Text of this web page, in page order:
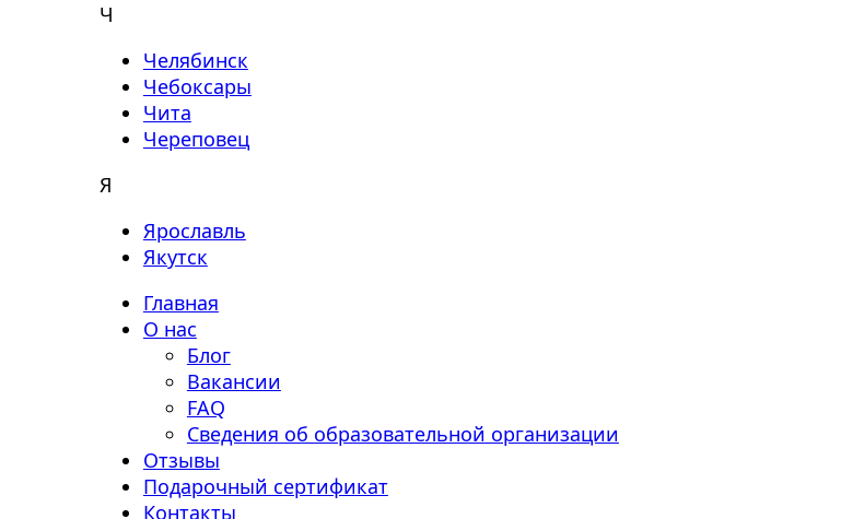
Ч
Челябинск
Чебоксары
Чита
Череповец
Я
Ярославль
Якутск
Главная
О нас
Блог
Вакансии
FAQ
Сведения об образовательной организации
Отзывы
Подарочный сертификат
Контакты